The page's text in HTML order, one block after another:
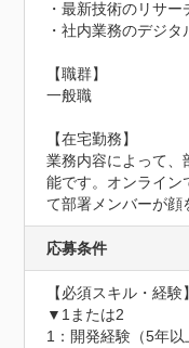
・最新技術のリサ
・社内業務のデジタ
【職群】
一般職
【在宅勤務】
業務内容によって、
能です。オンライン
て部署メンバーが顔
応募条件
【必須スキル・経験】
▼1または2
1：開発経験（5年以